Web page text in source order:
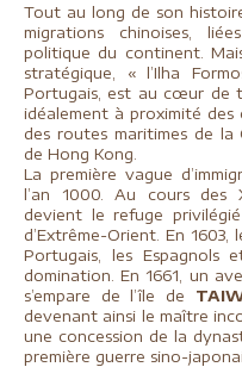
Tout au long de son
migrations chinoises,
politique du continent.
stratégique, « l’Ilha
Portugais, est au cœur de
idéalement à proximité
des routes maritimes de la
de Hong Kong.
La première vague
l’an 1000. Au cours des
devient le refuge
d’Extrême-Orient. En 1603,
Portugais, les Espagnols
domination. En 1661, un
s’empare de l’île de
devenant ainsi le maître
une concession de la
première guerre sino-